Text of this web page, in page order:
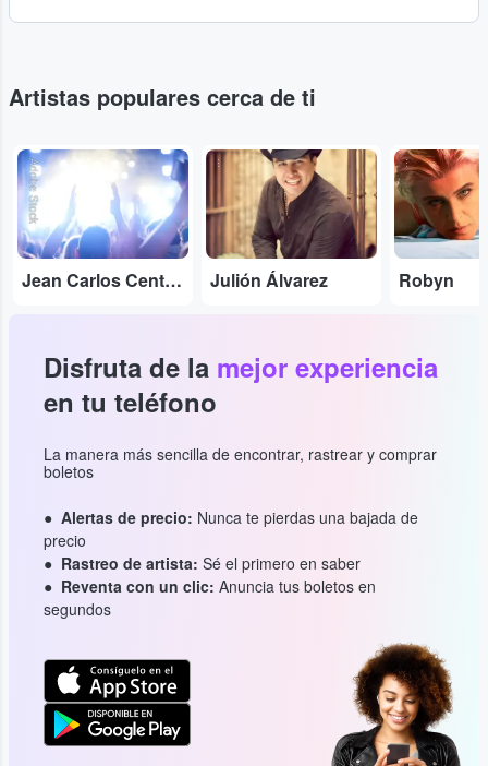
Artistas populares cerca de ti
Adobe Stock
Jean Carlos Centeno
...
Julión Álvarez
...
Robyn
Disfruta de la mejor experiencia
en tu teléfono
La manera más sencilla de encontrar, rastrear y comprar
boletos
Alertas de precio: Nunca te pierdas una bajada de
precio
Rastreo de artista: Sé el primero en saber
Reventa con un clic: Anuncia tus boletos en
segundos